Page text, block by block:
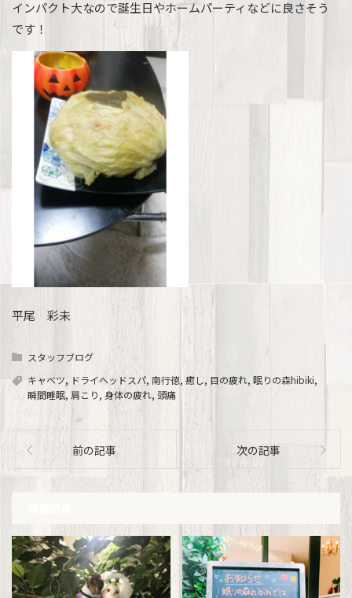
インパクト大なので誕生日やホームパーティなどに良さそう
です！
平尾 彩未
スタッフブログ
キャベツ, ドライヘッドスパ, 南行徳, 癒し, 目の疲れ, 眠りの森hibiki,
瞬間睡眠, 肩こり, 身体の疲れ, 頭痛
前の記事 次の記事